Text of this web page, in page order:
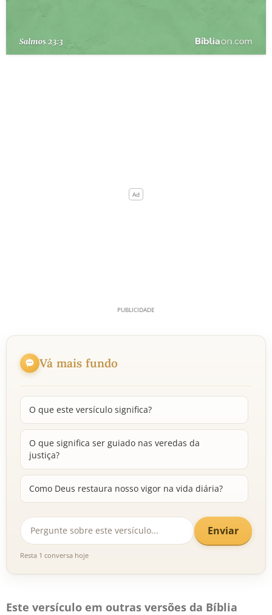
TERMO BÍBLICO
Vá mais fundo
O que este versículo significa?
O que significa ser guiado nas veredas da
justiça?
Como Deus restaura nosso vigor na vida diária?
Enviar
Resta 1 conversa hoje
Este versículo em outras versões da Bíblia